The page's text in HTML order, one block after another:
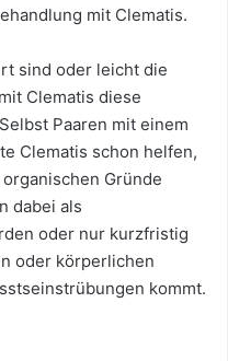
mit Clematis.
sind oder leicht die
Clematis diese
Paaren mit einem
Clematis schon helfen,
Gründe
dabei als
oder nur kurzfristig
oder körperlichen
kommt.